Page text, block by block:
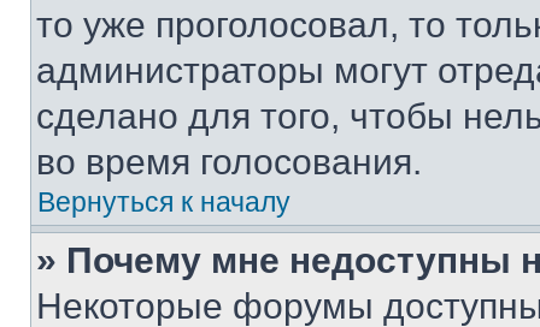
то уже проголосовал, то
администраторы могут
сделано для того, чтобы
во время голосования.
Вернуться к началу
» Почему мне недоступны
Некоторые форумы